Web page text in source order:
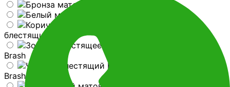
блестящий Brash
Brash
Brash